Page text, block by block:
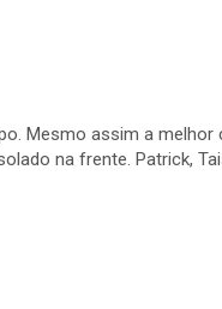
Mesmo assim a melhor
na frente. Patrick,